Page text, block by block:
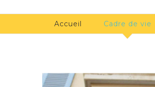
Accueil Cadre de vie
Voir